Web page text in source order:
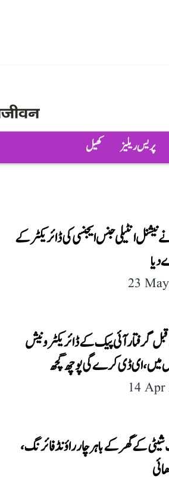
پریس ریلیز کھیل
نیشنل انٹیلی جنس ایجنسی کی ڈائریکٹر کے
23
گرفتار آئی پیک کے ڈائریکٹر ونیش
14
کے گھر کے باہر چار راؤنڈ فائرنگ،